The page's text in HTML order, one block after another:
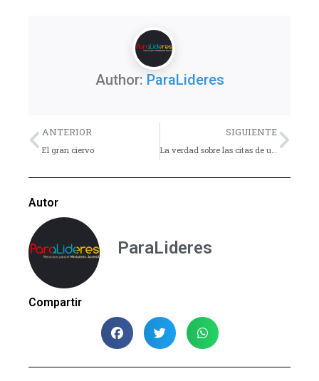
Author: ParaLideres
Previo
ANTERIOR
El gran ciervo
SIGUIENTE
Autor
ParaLideres
Compartir